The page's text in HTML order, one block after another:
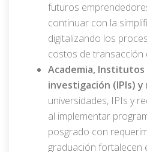
futuros
continuar con la
digitalizando los
costos de transacción
Academia, Institutos
investigación (IPIs) y
universidades, IPIs y
al implementar
posgrado con
graduación fortalecen